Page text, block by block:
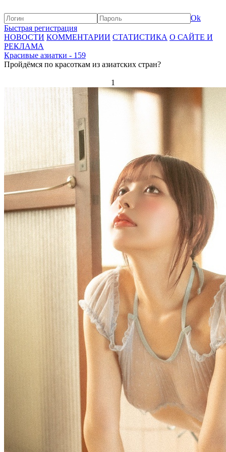
Ok
Быстрая регистрация
НОВОСТИ КОММЕНТАРИИ СТАТИСТИКА О САЙТЕ И
РЕКЛАМА
Красивые азиатки - 159
Пройдёмся по красоткам из азиатских стран?
1